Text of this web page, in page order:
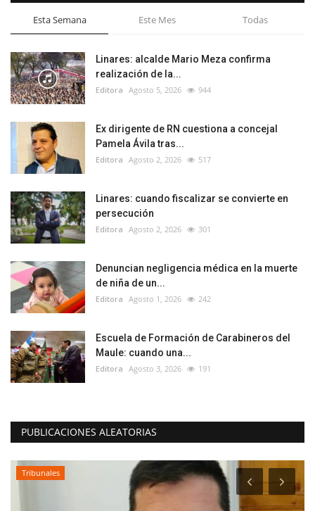
Esta Semana Este Mes Todas
Linares: alcalde Mario Meza confirma
realización de la...
Editora Agosto 5, 2026 944
Ex dirigente de RN cuestiona a concejal
Pamela Ávila tras...
Editora Agosto 2, 2026 517
Linares: cuando fiscalizar se convierte en
persecución
Editora Agosto 2, 2026 301
Denuncian negligencia médica en la muerte
de niña de un...
Editora Agosto 1, 2026 242
Escuela de Formación de Carabineros del
Maule: cuando una...
Editora Agosto 3, 2026 191
PUBLICACIONES ALEATORIAS
Tribunales